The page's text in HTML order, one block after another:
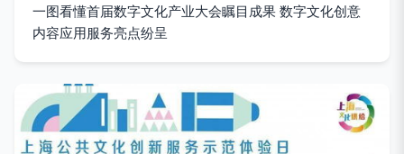
一图看懂首届数字文化产业大会瞩目成果 数字文化创意
内容应用服务亮点纷呈